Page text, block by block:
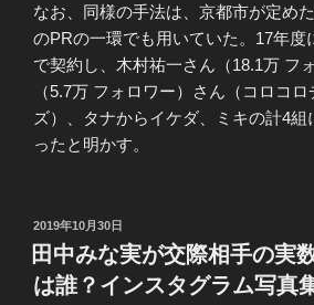
なお、同様の手法は、京都市が定め
のPRの一環でも用いていた。17年度
で契約し、木村祐一さん（18.1万 フ
（5.7万 フォロワー）さん（コロコ
ズ）、タナからイケダ、ミキの計4組
ったと明かす。
投
稿
日:
2019年10月30日
田中みな実が交際相手の実
は誰？インスタグラム写真